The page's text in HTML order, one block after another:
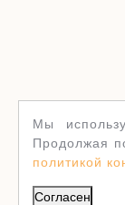
Мы
Продолжая
политикой
Согласен